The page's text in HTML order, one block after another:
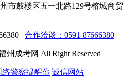
市鼓楼区五一北路129号榕城商贸
合作洽谈：0591-87666380
州成考网 All Right Reserved
络警察提醒你 诚信网站